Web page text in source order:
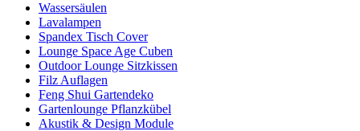
Wassersäulen
Lavalampen
Spandex Tisch Cover
Lounge Space Age Cuben
Outdoor Lounge Sitzkissen
Filz Auflagen
Feng Shui Gartendeko
Gartenlounge Pflanzkübel
Akustik & Design Module